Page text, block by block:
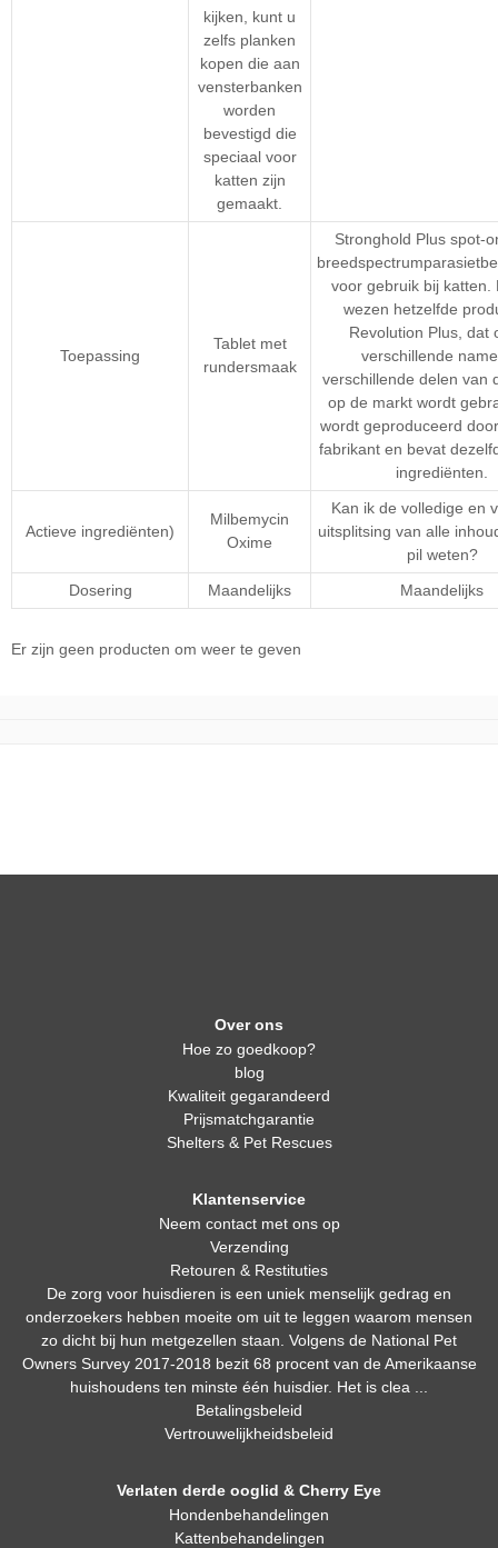
kijken, kunt u
zelfs planken
kopen die aan
vensterbanken
worden
bevestigd die
speciaal voor
katten zijn
gemaakt.
Toepassing
Tablet met
rundersmaak
Stronghold Plus spot-
voor gebruik bij katten.
wezen hetzelfde
Revolution Plus, dat
verschillende
verschillende delen van
op de markt wordt
wordt geproduceerd
fabrikant en bevat
ingrediënten.
Actieve ingrediënten)
Milbemycin
Oxime
Kan ik de volledige en
uitsplitsing van alle
pil weten?
Dosering
Maandelijks Maandelijks
Er zijn geen producten om weer te geven
Over ons
Hoe zo goedkoop?
blog
Kwaliteit gegarandeerd
Prijsmatchgarantie
Shelters & Pet Rescues
Klantenservice
Neem contact met ons op
Verzending
Retouren & Restituties
De zorg voor huisdieren is een uniek menselijk gedrag en
onderzoekers hebben moeite om uit te leggen waarom mensen
zo dicht bij hun metgezellen staan. Volgens de National Pet
Owners Survey 2017-2018 bezit 68 procent van de Amerikaanse
huishoudens ten minste één huisdier. Het is clea ...
Betalingsbeleid
Vertrouwelijkheidsbeleid
Verlaten derde ooglid & Cherry Eye
Hondenbehandelingen
Kattenbehandelingen